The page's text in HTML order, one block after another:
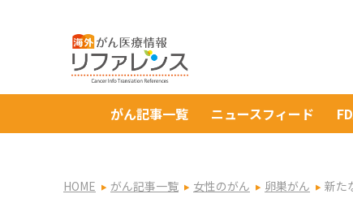
がん記事一覧 ニュースフィード
HOME がん記事一覧 女性のがん 卵巣がん 新た